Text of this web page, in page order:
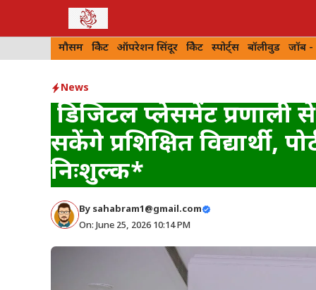
मौसम क्रिकेट ऑपरेशन सिंदूर क्रिकेट स्पोर्ट्स बॉलीवुड जॉब
News
डिजिटल प्लेसमेंट प्रणाली
सकेंगे प्रशिक्षित विद्यार्थी,
निःशुल्क*
By sahabram1@gmail.com
On: June 25, 2026 10:14 PM